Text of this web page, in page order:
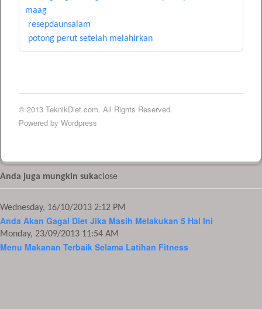
maag
resepdaunsalam
potong perut setelah melahirkan
© 2013 TeknikDiet.com. All Rights Reserved.
Powered by Wordpress
Anda juga mungkin sukaclose
Wednesday, 16/10/2013 2:12 PM
Anda Akan Gagal Diet Jika Masih Melakukan 5 Hal Ini
Monday, 23/09/2013 11:54 AM
Menu Makanan Terbaik Selama Latihan Fitness